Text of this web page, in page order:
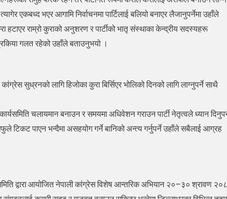
एकबध्द भएर आगामि निर्वाचनमा पार्टिलाई बलियो बनाएर लैजानुपर्नेमा उहाँले
राम्रो कुराको अनुशरण र पार्टीको भातृ संस्थाका केन्द्रीय सदस्यहरू
गलत रहेको उहाँले बताउनुभयो ।
सुध्रनको लागि हिजोका कुरा बिर्सिएर भोलिको दिनको लागि लाग्नुपर्ने साथै
चलायमान बनाउन र समयमा अधिवेशन गराउन पार्टी नेतृत्वले ध्यान
टिकट पाएन भन्दैमा असहयोग गर्ने बानिको अन्त्य गर्नुपर्ने उहाँले सबैलाई आग्रह
द्वारा आयोजित नेपाली कांग्रेस विशेष आन्तरिक अभियान २०–३० श्रावण